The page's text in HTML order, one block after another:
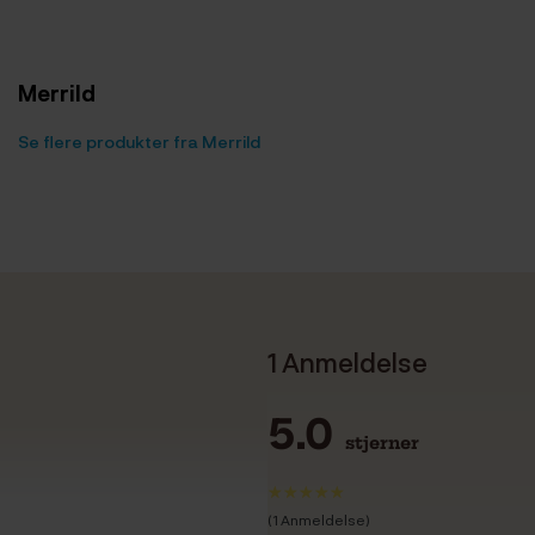
Merrild
Se flere produkter fra Merrild
1 Anmeldelse
5.0 stjerner
(1 Anmeldelse)